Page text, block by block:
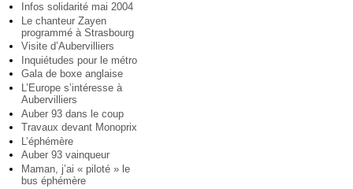
Infos solidarité mai 2004
Le chanteur Zayen
programmé à Strasbourg
Visite d’Aubervilliers
Inquiétudes pour le métro
Gala de boxe anglaise
L’Europe s’intéresse à
Aubervilliers
Auber 93 dans le coup
Travaux devant Monoprix
L’éphémère
Auber 93 vainqueur
Maman, j’ai « piloté » le
bus éphémère